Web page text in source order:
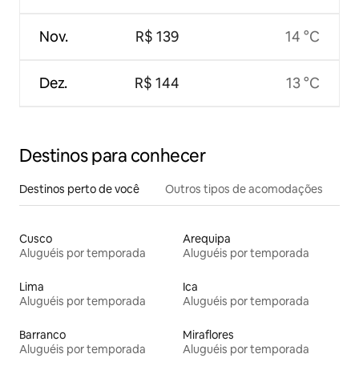
Nov.
Dez.
R$ 139
R$ 144
14 °C
13 °C
Destinos para conhecer
Destinos perto de você Outros tipos de acomodações
Cusco
Aluguéis por temporada
Arequipa
Aluguéis por temporada
Lima
Aluguéis por temporada
Ica
Aluguéis por temporada
Barranco
Aluguéis por temporada
Miraflores
Aluguéis por temporada